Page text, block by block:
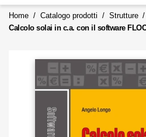
Home Catalogo prodotti Strutture
Calcolo solai in c.a. con il software